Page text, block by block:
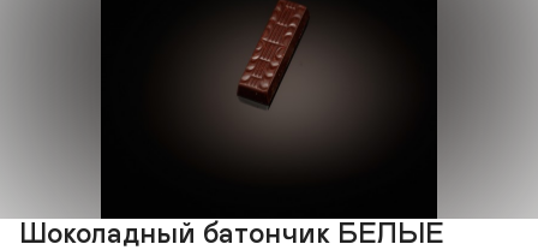
Шоколадный батончик БЕЛЫЕ